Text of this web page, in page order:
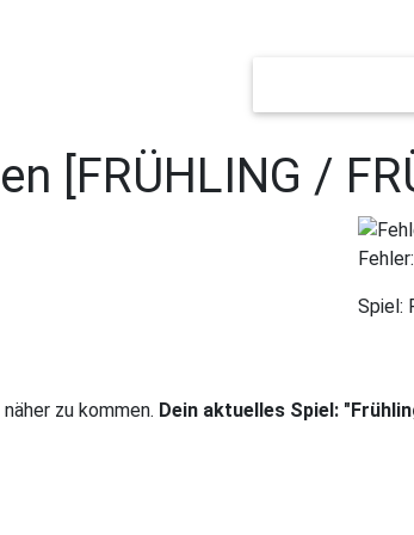
[FRÜHLING /
Fehler:
Spiel:
zu kommen. Dein aktuelles Spiel: